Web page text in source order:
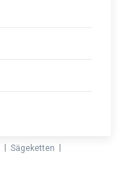
Sägeketten